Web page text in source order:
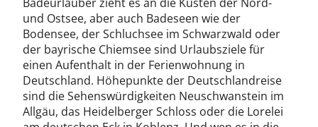
und Ostsee, aber auch Badeseen wie der
Bodensee, der Schluchsee im Schwarzwald oder
der bayrische Chiemsee sind Urlaubsziele für
einen Aufenthalt in der Ferienwohnung in
Deutschland. Höhepunkte der Deutschlandreise
sind die Sehenswürdigkeiten Neuschwanstein im
Allgäu, das Heidelberger Schloss oder die Lorelei